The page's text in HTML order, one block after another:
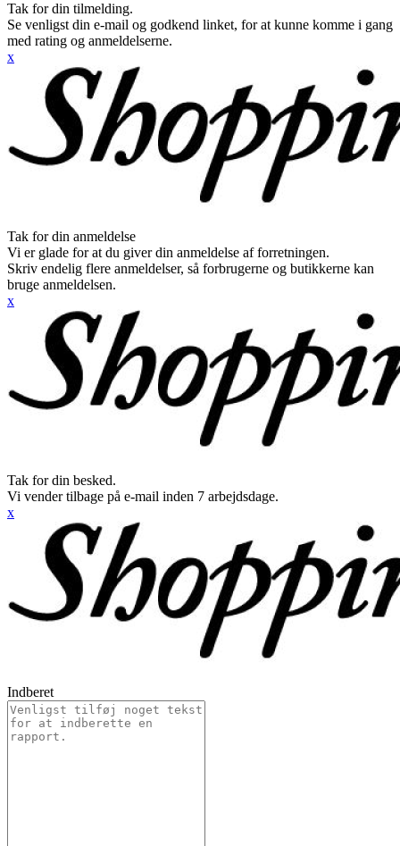
Tak for din tilmelding.
Se venligst din e-mail og godkend linket, for at kunne komme i gang
med rating og anmeldelserne.
x
Tak for din anmeldelse
Vi er glade for at du giver din anmeldelse af forretningen.
Skriv endelig flere anmeldelser, så forbrugerne og butikkerne kan
bruge anmeldelsen.
x
Tak for din besked.
Vi vender tilbage på e-mail inden 7 arbejdsdage.
x
Indberet